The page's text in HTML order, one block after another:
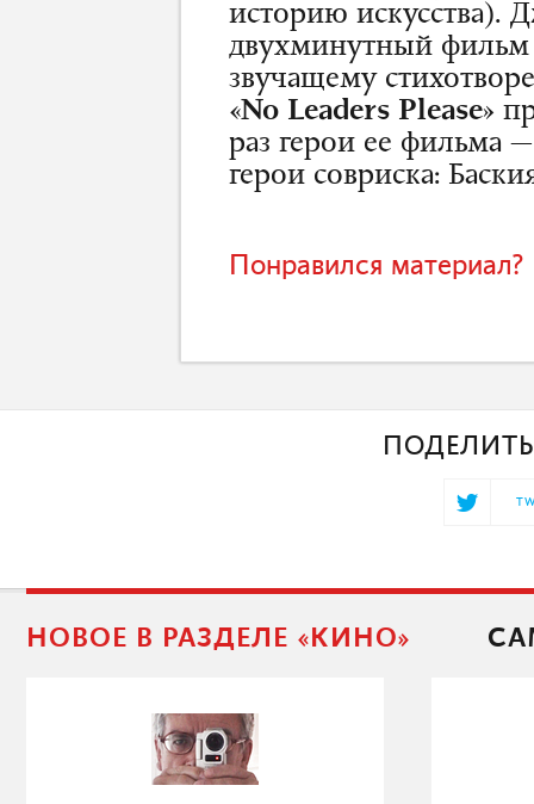
историю искусства).
двухминутный фильм
звучащему
«No Leaders Please»
раз герои ее фильма
герои совриска:
Понравился
НОВОЕ В РАЗДЕЛЕ «КИНО»